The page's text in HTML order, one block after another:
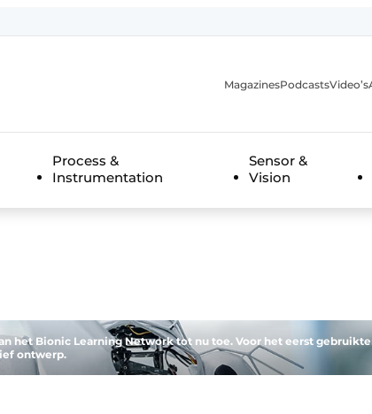
MagazinesPodcastsVideo’s
Process &
Instrumentation
Sensor &
Vision
het Bionic Learning Network tot nu toe. Voor het eerst
ontwerp.